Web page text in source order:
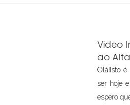
Video
ao
Olá!Isto é
ser hoje
espero